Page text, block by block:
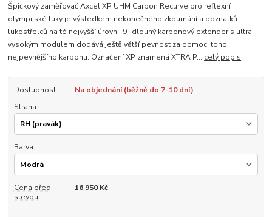
Špičkový zaměřovač Axcel XP UHM Carbon Recurve pro reflexní
olympijské luky je výsledkem nekonečného zkoumání a poznatků
lukostřelců na té nejvyšší úrovni. 9" dlouhý karbonový extender s ultra
vysokým modulem dodává ještě větší pevnost za pomoci toho
nejpevnějšího karbonu. Označení XP znamená XTRA P... celý popis
Dostupnost
Na objednání (běžně do 7-10 dní)
Strana
Barva
Cena před
slevou
16 950 Kč